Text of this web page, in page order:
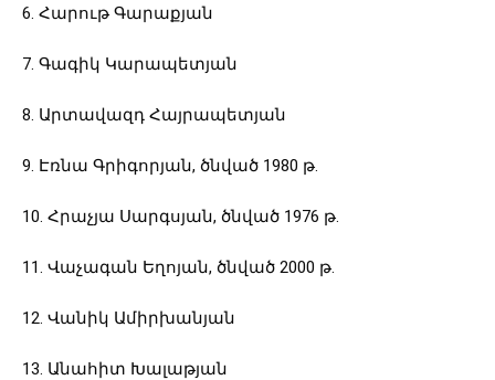
6․ Հարութ Գարաքյան
7․ Գագիկ Կարապետյան
8․ Արտավազդ Հայրապետյան
9․ Էռնա Գրիգորյան, ծնված 1980 թ․
10․ Հրաչյա Սարգսյան, ծնված 1976 թ․
11․ Վաչագան Եղոյան, ծնված 2000 թ․
12․ Վանիկ Ամիրխանյան
13․ Անահիտ Խալաթյան